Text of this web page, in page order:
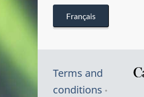
Français
Terms and
conditions